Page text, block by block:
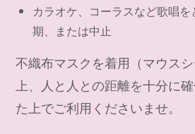
カラオケ、コーラスなど歌唱
期、または中止
不織布マスクを着用（マウス
上、人と人との距離を十分に
た上でご利用くださいませ。